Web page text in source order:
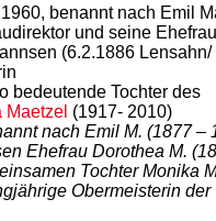
benannt nach Emil
und seine
(6.2.1886
bedeutende Tochter des
Maetzel (1917- 2010)
nach Emil M. (1877 –
Ehefrau Dorothea M.
Tochter Monika
Obermeisterin der